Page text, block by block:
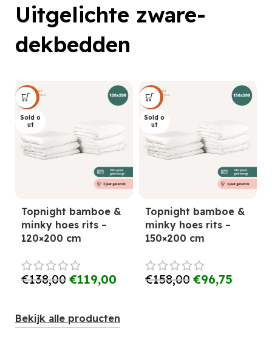
Uitgelichte zware-
dekbedden
Sale
Sold o
ut
Topnight bamboe &
minky hoes rits –
120×200 cm
€138,00 €119,00
Sale
Sold o
ut
Topnight bamboe &
minky hoes rits –
150×200 cm
€158,00 €96,75
Bekijk alle producten